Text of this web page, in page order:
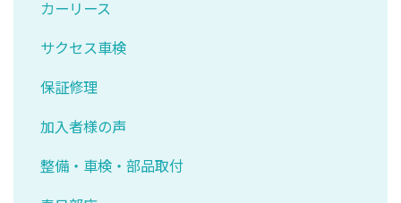
カーリース
サクセス車検
保証修理
加入者様の声
整備・車検・部品取付